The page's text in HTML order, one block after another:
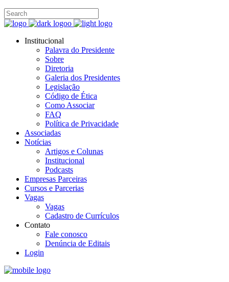
Institucional
Palavra do Presidente
Sobre
Diretoria
Galeria dos Presidentes
Legislação
Código de Ética
Como Associar
FAQ
Política de Privacidade
Associadas
Notícias
Artigos e Colunas
Institucional
Podcasts
Empresas Parceiras
Cursos e Parcerias
Vagas
Vagas
Cadastro de Currículos
Contato
Fale conosco
Denúncia de Editais
Login